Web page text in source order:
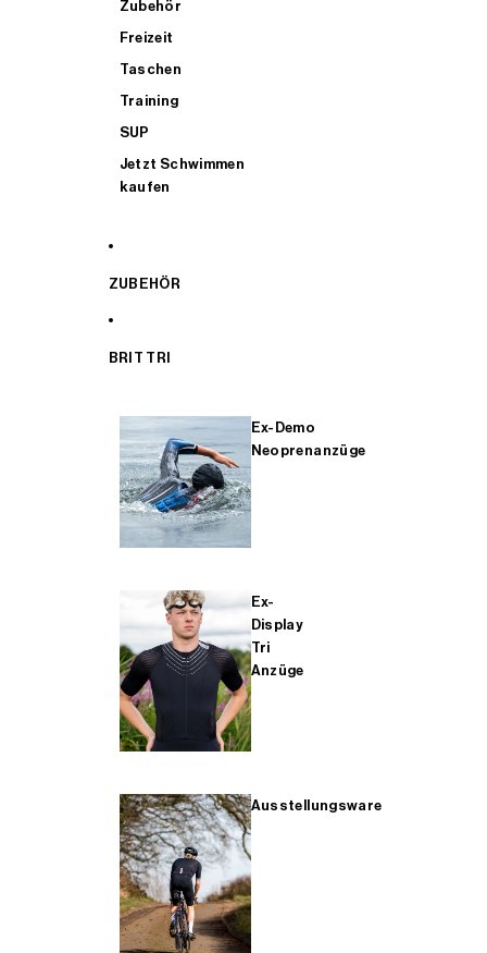
Zubehör
Freizeit
Taschen
Training
SUP
Jetzt Schwimmen
kaufen
ZUBEHÖR
BRIT TRI
Ex-Demo
Neoprenanzüge
Ex-
Display
Tri
Anzüge
Ausstellungsware